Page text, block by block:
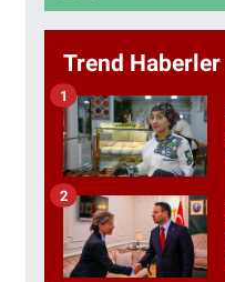
Trend Haberler
1
2